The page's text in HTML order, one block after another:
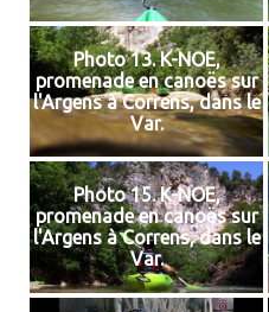
Photo 13. K-NOE,
promenade en canoës sur
l'Argens à Correns, dans le
Var.
Photo 15. K-NOE,
promenade en canoës sur
l'Argens à Correns, dans le
Var.